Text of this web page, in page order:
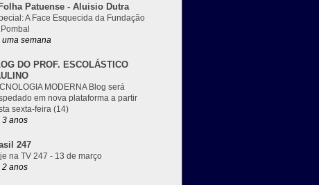
Patuense - Aluisio Dutra
A Face Esquecida da Fundação
uma semana
DO PROF. ESCOLÁSTICO
MODERNA Blog será
em nova plataforma a partir
sexta-feira (14)
3 anos
247
na TV 247 - 13 de março
2 anos